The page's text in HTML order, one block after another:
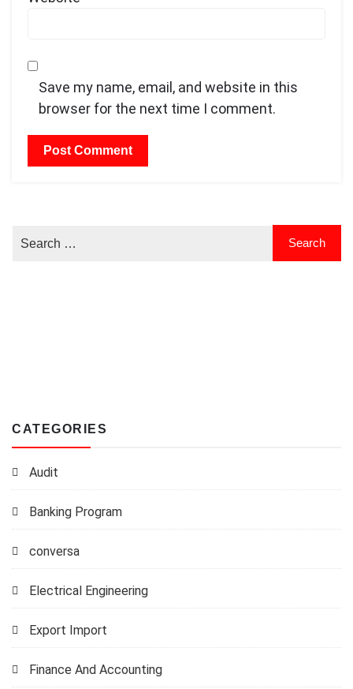
Save my name, email, and website in this
browser for the next time I comment.
CATEGORIES
Audit
Banking Program
conversa
Electrical Engineering
Export Import
Finance And Accounting